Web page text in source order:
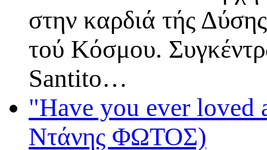
στην καρδιά τής
τού Κόσμου.
Santito…
"Have you ever loved
Ντάνης ΦΩΤΟΣ)